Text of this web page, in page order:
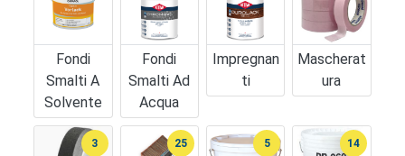
Fondi
Smalti A
Solvente
Fondi
Smalti Ad
Acqua
Impregnan
Ti
Mascherat
Ura
3 25 5 14